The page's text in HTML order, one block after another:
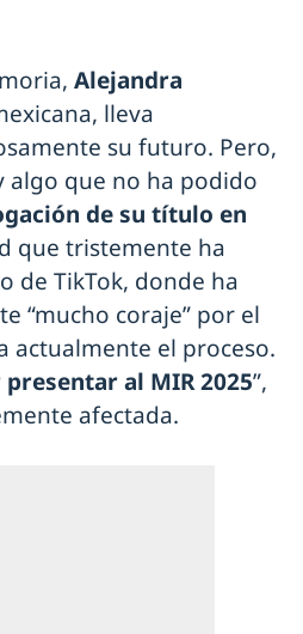
Alejandra
lleva
su futuro. Pero,
algo que no ha podido
de su título en
que tristemente ha
de TikTok, donde ha
“mucho coraje” por el
actualmente el proceso.
al MIR 2025”,
afectada.